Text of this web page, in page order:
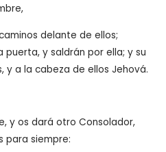
delante de ellos;
y saldrán por ella; y su
y a la cabeza de ellos Jehová.
y os dará otro Consolador,
para siempre: